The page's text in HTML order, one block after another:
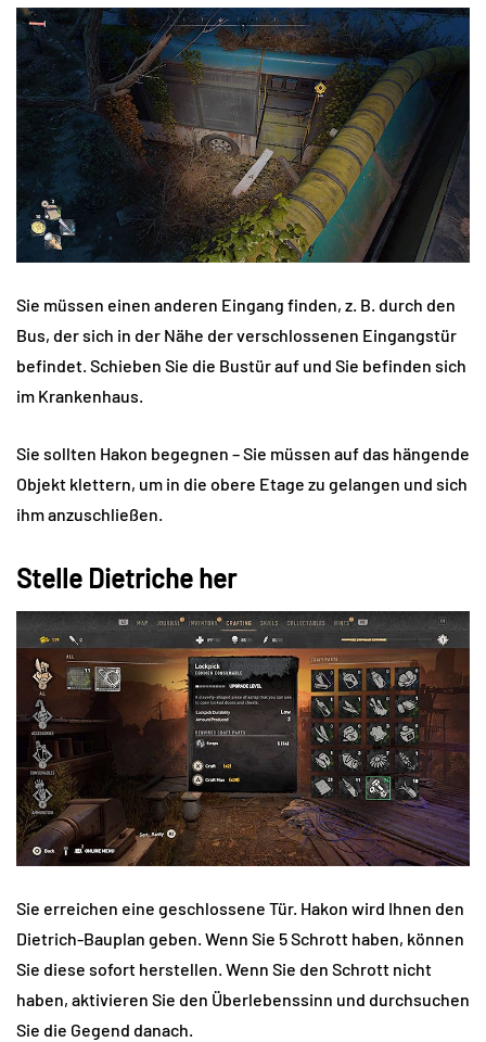
Sie müssen einen anderen Eingang finden, z. B. durch den
Bus, der sich in der Nähe der verschlossenen Eingangstür
befindet. Schieben Sie die Bustür auf und Sie befinden sich
im Krankenhaus.
Sie sollten Hakon begegnen – Sie müssen auf das hängende
Objekt klettern, um in die obere Etage zu gelangen und sich
ihm anzuschließen.
Stelle Dietriche her
Sie erreichen eine geschlossene Tür. Hakon wird Ihnen den
Dietrich-Bauplan geben. Wenn Sie 5 Schrott haben, können
Sie diese sofort herstellen. Wenn Sie den Schrott nicht
haben, aktivieren Sie den Überlebenssinn und durchsuchen
Sie die Gegend danach.